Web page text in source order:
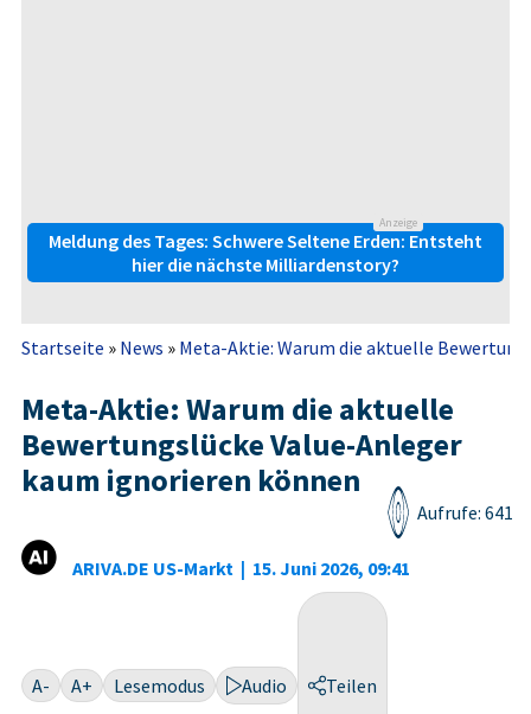
Anzeige
Meldung des Tages: Schwere Seltene Erden: Entsteht
hier die nächste Milliardenstory?
Startseite » News » Meta-Aktie: Warum die aktuelle
Meta-Aktie: Warum die aktuelle
Bewertungslücke Value-Anleger
kaum ignorieren können
ARIVA.DE US-Markt | 15. Juni 2026, 09:41
Aufrufe: 641
A- A+ Lesemodus Audio Teilen